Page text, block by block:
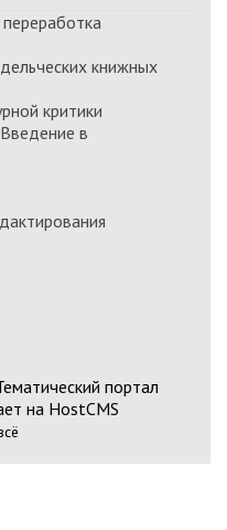
книжных
критики
в
портал
на HostCMS